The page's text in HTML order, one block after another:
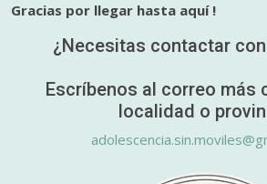
Gracias por llegar hasta aquí !
¿Necesitas contactar
Escríbenos al correo más
localidad o